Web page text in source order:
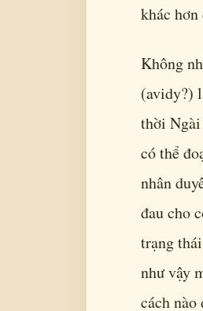
khác
Không
(avidy?)
thời
có thể
nhân
đau cho
trạng
như vậy
cách